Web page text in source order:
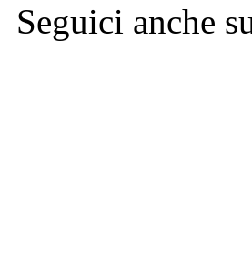
Seguici anche